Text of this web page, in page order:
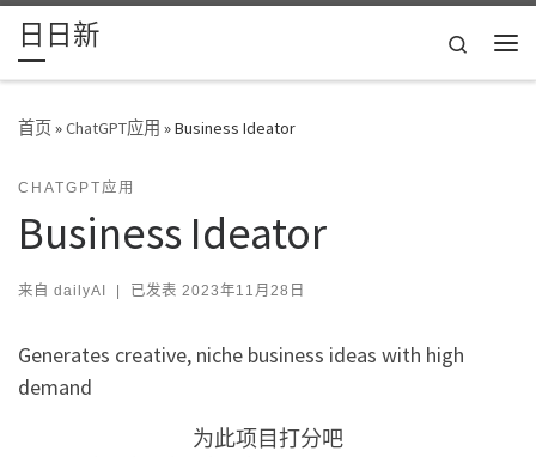
Skip to content
日日新
Search
首页»ChatGPT应用 »Business Ideator
CHATGPT应用
Business Ideator
来自 dailyAI | 已发表 2023年11月28日
Generates creative, niche business ideas with high
demand
为此项目打分吧